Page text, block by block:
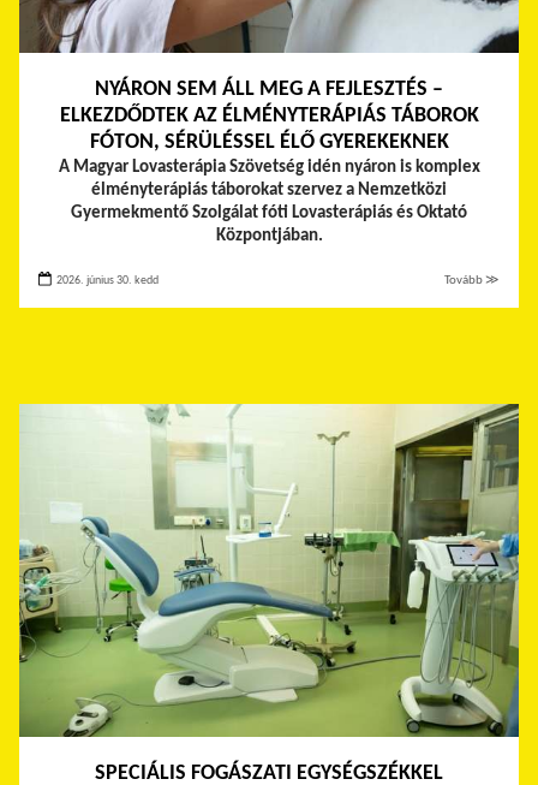
NYÁRON SEM ÁLL MEG A FEJLESZTÉS –
ELKEZDŐDTEK AZ ÉLMÉNYTERÁPIÁS TÁBOROK
FÓTON, SÉRÜLÉSSEL ÉLŐ GYEREKEKNEK
A Magyar Lovasterápia Szövetség idén nyáron is komplex
élményterápiás táborokat szervez a Nemzetközi
Gyermekmentő Szolgálat fóti Lovasterápiás és Oktató
Központjában.
2026. június 30. kedd Tovább ≫
SPECIÁLIS FOGÁSZATI EGYSÉGSZÉKKEL